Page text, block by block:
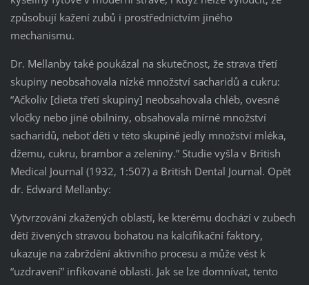
způsobují kažení zubů i prostřednictvím jiného
mechanismu.
Dr. Mellanby také poukázal na skutečnost, že strava třetí
skupiny neobsahovala nízké množství sacharidů a cukru:
“Ačkoliv [dieta třetí skupiny] neobsahovala chléb, ovesné
vločky nebo jiné obilniny, obsahovala mírné množství
sacharidů, neboť děti v této skupině jedly množství mléka,
džemu, cukru, brambor a zeleniny.” Studie vyšla v British
Medical Journal (1932, 1:507) a British Dental Journal. Opět
dr. Edward Mellanby:
Vytvrzování zkažených oblastí, ke kterému dochází v zubech
dětí živených stravou bohatou na kalcifikační faktory,
ukazuje na zabrždění aktivního procesu a může vést k
“uzdravení” infikované oblasti. Jak se lze domnívat, tento